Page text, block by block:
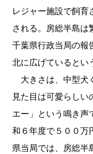
レジャー施設で飼育
される。房総半島は
千葉県行政当局の報
北に広げているとい
大きさは、中型犬
見た目は可愛らし
エー」という鳴き声
和６年度で５００万
県当局では、房総半